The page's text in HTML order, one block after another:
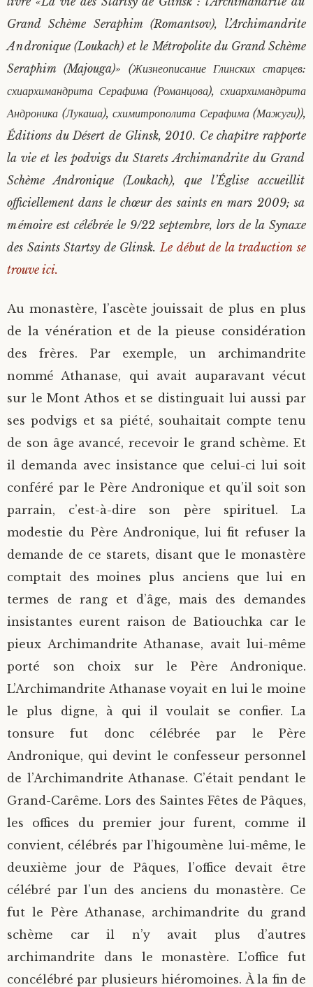
Saint Sophrony l’Athonite
Sainte Xenia
Sainte Matrone de Moscou
Staritsa Marie Makovkine
Natalia de Vyritsa
Staritsa Anastasia
Archimandrite Lazare (Abachidzé)
Geronda Arsenios le Spiléote
Gerondissa Makrina (Vassopoulou)
Archimandrite Nathanaël (Pospelov)
Père Héliodore
Grand Schème Seraphim (Romantsov), l’Archimandrite
Andronique (Loukach) et le Métropolite du Grand Schème
Seraphim (Majouga)» (Жизнеописание Глинских старцев:
схиархимандрита Серафима (Романцова), схиархимандрита
Андроника (Лукаша), схимитрополита Серафима (Мажуги)),
Éditions du Désert de Glinsk, 2010. Ce chapitre rapporte
la vie et les podvigs du Starets Archimandrite du Grand
Schème Andronique (Loukach), que l’Église accueillit
officiellement dans le chœur des saints en mars 2009; sa
mémoire est célébrée le 9/22 septembre, lors de la Synaxe
des Saints Startsy de Glinsk. Le début de la traduction se
trouve ici.
Au monastère, l’ascète jouissait de plus en plus
de la vénération et de la pieuse considération
des frères. Par exemple, un archimandrite
nommé Athanase, qui avait auparavant vécut
sur le Mont Athos et se distinguait lui aussi par
ses podvigs et sa piété, souhaitait compte tenu
de son âge avancé, recevoir le grand schème. Et
il demanda avec insistance que celui-ci lui soit
conféré par le Père Andronique et qu’il soit son
parrain, c’est-à-dire son père spirituel. La
modestie du Père Andronique, lui fit refuser la
demande de ce starets, disant que le monastère
comptait des moines plus anciens que lui en
termes de rang et d’âge, mais des demandes
insistantes eurent raison de Batiouchka car le
pieux Archimandrite Athanase, avait lui-même
porté son choix sur le Père Andronique.
L’Archimandrite Athanase voyait en lui le moine
le plus digne, à qui il voulait se confier. La
tonsure fut donc célébrée par le Père
Andronique, qui devint le confesseur personnel
de l’Archimandrite Athanase. C’était pendant le
Grand-Carême. Lors des Saintes Fêtes de Pâques,
les offices du premier jour furent, comme il
convient, célébrés par l’higoumène lui-même, le
deuxième jour de Pâques, l’office devait être
célébré par l’un des anciens du monastère. Ce
fut le Père Athanase, archimandrite du grand
schème car il n’y avait plus d’autres
archimandrite dans le monastère. L’office fut
concélébré par plusieurs hiéromoines. À la fin de